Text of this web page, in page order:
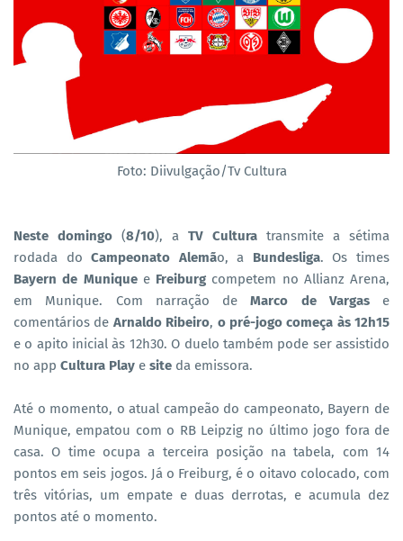
Foto: Diivulgação/Tv Cultura
Neste domingo (8/10), a TV Cultura transmite a sétima
rodada doCampeonato Alemão, a Bundesliga. Os times
Bayern de Muniquee Freiburg competem no Allianz Arena,
em Munique. Com narração deMarco de Vargas e
comentários de Arnaldo Ribeiro, o pré-jogo começa às 12h15
e o apito inicial às 12h30. O duelo também pode ser assistido
no app Cultura Play e site da emissora.
Até o momento, o atual campeão do campeonato, Bayern de
Munique, empatou com o RB Leipzig no último jogo fora de
casa. O time ocupa a terceira posição na tabela, com 14
pontos em seis jogos. Já o Freiburg, é o oitavo colocado, com
três vitórias, um empate e duas derrotas, e acumula dez
pontos até o momento.